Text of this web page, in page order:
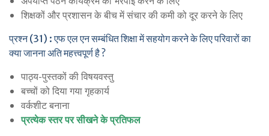
शिक्षकों और प्रशासन के बीच में संचार की कमी को दूर करने के लिए
प्रश्न (31) : एफ एल एन सम्बंधित शिक्षा में सहयोग करने के लिए परिवारों का
क्या जानना अति महत्त्वपूर्ण है ?
पाठ्य-पुस्तकों की विषयवस्तु
बच्चों को दिया गया गृहकार्य
वर्कशीट बनाना
प्रत्येक स्तर पर सीखने के प्रतिफल